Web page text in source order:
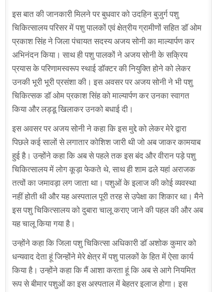
इस बात की जानकारी मिलने पर बुधवार को उदहिन बुजुर्ग पशु
चिकित्सालय परिसर में पशु पालकों एवं क्षेत्रीय ग्रामीणों सहित डॉ ओम
प्रकाश सिंह ने जिला पंचायत सदस्य अजय सोनी का माल्यार्पण कर
अभिनंदन किया। साथ ही पशु पालकों ने अजय सोनी के सक्रिय
प्रयास के परिणामस्वरूप स्थाई डॉक्टर की नियुक्ति होने को लेकर
उनकी भूरी भूरी प्रसंशा की। इस अवसर पर अजय सोनी ने भी पशु
चिकित्सक डॉ ओम प्रकाश सिंह को माल्यार्पण कर उनका स्वागत
किया और लड्डू खिलाकर उनको बधाई दी।
इस अवसर पर अजय सोनी ने कहा कि इस मुद्दे को लेकर मेरे द्वारा
पिछले कई सालों से लगातार कोशिश जारी थी जो अब जाकर कामयाब
हुई है। उन्होंने कहा कि अब से पहले तक इस बंद और वीरान पड़े पशु
चिकित्सालय में लोग कूड़ा फेकते थे, साथ ही शाम ढले यहां अराजक
तत्वों का जमावड़ा लग जाता था। पशुओं के इलाज की कोई व्यवस्था
नहीं होती थी और यह अस्पताल पूरी तरह से उपेक्षा का शिकार था। मैने
इस पशु चिकित्सालय को दुबारा चालू कराए जाने की पहल की और अब
यह चालू किया गया है।
उन्होंने कहा कि जिला पशु चिकित्सा अधिकारी डॉ अशोक कुमार को
धन्यवाद देता हूं जिन्होंने मेरे क्षेत्र में पशु पालकों के हित में ऐसा कार्य
किया है। उन्होंने कहा कि मैं आशा करता हूं कि अब से आगे नियमित
रूप से बीमार पशुओं का इस अस्पताल में बेहतर इलाज होगा। इस